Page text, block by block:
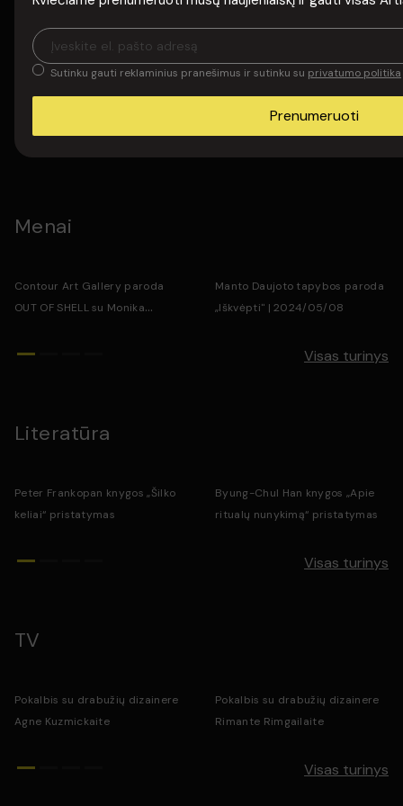
Saulius Petreikis | Saulės muzika
| 2023/11/09-11
„Triuka” | Saulės muzika |
2023/11/09-11
Menai
Contour Art Gallery paroda
OUT OF SHELL su Monika
2024/01/11
Manto Daujoto tapybos paroda
„Iškvėpti" | 2024/05/08
Visas turinys
Literatūra
Peter Frankopan knygos „Šilko
keliai“ pristatymas
Byung-Chul Han knygos „Apie
ritualų nunykimą“ pristatymas
Visas turinys
TV
Pokalbis su drabužių dizainere
Agne Kuzmickaite
Pokalbis su drabužių dizainere
Rimante Rimgailaite
Visas turinys
Sutinku gauti reklaminius pranešimus ir sutinku su privatumo politika
Prenumeruoti